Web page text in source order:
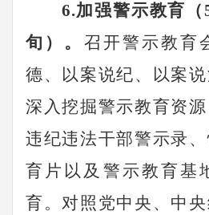
6.加强警示教育
旬）。 召开警示教育
德、以案说纪、以案说
深入挖掘警示教育资
违纪违法干部警示录
育片以及警示教育基
育。对照党中央、中